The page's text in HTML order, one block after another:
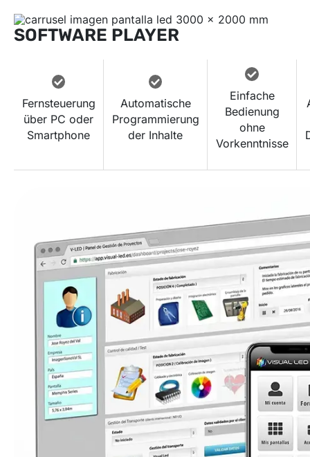
SOFTWARE PLAYER
Fernsteuerung
über PC oder
Smartphone
Automatische
Programmierung
der Inhalte
Einfache
Bedienung
ohne
Vorkenntnisse